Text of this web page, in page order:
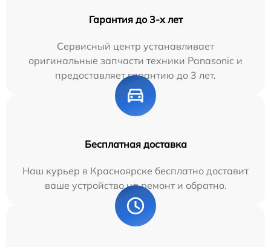
Гарантия до 3-х лет
Сервисный центр устанавливает
оригинальные запчасти техники Panasonic и
предоставляет гарантию до 3 лет.
Бесплатная доставка
Наш курьер в Красноярске бесплатно доставит
ваше устройство на ремонт и обратно.